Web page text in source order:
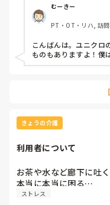
むーきー
PT・OT・リハ, 訪
こんばんは。ユニクロ
ものもありますよ！僕
きょうの介護
利用者について
お茶や水など廊下に吐
本当に本当に困る…
ストレス